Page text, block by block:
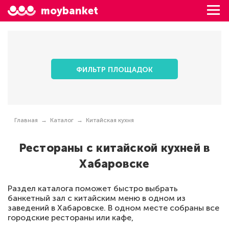
moybanket
ФИЛЬТР ПЛОЩАДОК
Главная Каталог Китайская кухня
Рестораны с китайской кухней в
Хабаровске
Раздел каталога поможет быстро выбрать
банкетный зал с китайским меню в одном из
заведений в Хабаровске. В одном месте собраны все
городские рестораны или кафе,